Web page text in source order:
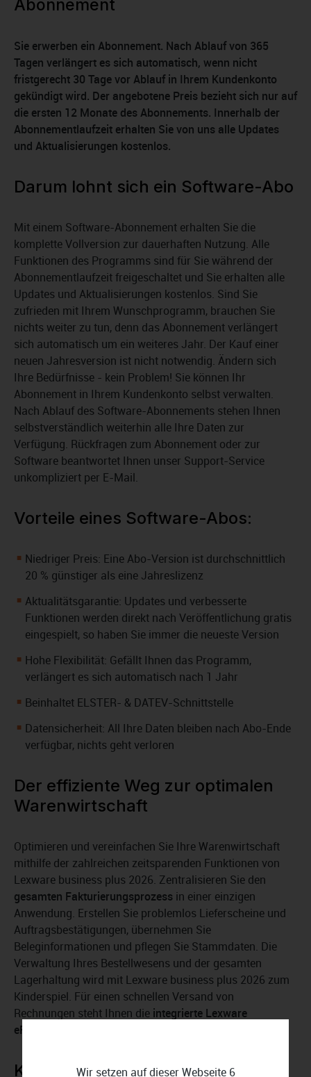
Abonnement
Sie erwerben ein Abonnement. Nach Ablauf von 365
Tagen verlängert es sich automatisch, wenn nicht
fristgerecht 30 Tage vor Ablauf in Ihrem Kundenkonto
gekündigt wird. Der angebotene Preis bezieht sich nur auf
die ersten 12 Monate des Abonnements. Innerhalb der
Abonnementlaufzeit erhalten Sie von uns alle Updates
und Aktualisierungen kostenlos.
Darum lohnt sich ein Software-Abo
Mit einem Software-Abonnement erhalten Sie die
komplette Vollversion zur dauerhaften Nutzung. Alle
Funktionen des Programms sind für Sie während der
Abonnementlaufzeit freigeschaltet und Sie erhalten alle
Updates und Aktualisierungen kostenlos. Sind Sie
zufrieden mit Ihrem Wunschprogramm, brauchen Sie
nichts weiter zu tun, denn das Abonnement verlängert
sich automatisch um ein weiteres Jahr. Der Kauf einer
neuen Jahresversion ist nicht notwendig. Ändern sich
Ihre Bedürfnisse - kein Problem! Sie können Ihr
Abonnement in Ihrem Kundenkonto selbst verwalten.
Nach Ablauf des Software-Abonnements stehen Ihnen
selbstverständlich weiterhin alle Ihre Daten zur
Verfügung. Rückfragen zum Abonnement oder zur
Software beantwortet Ihnen unser Support-Service
unkompliziert per E-Mail.
Vorteile eines Software-Abos:
Niedriger Preis: Eine Abo-Version ist durchschnittlich
20 % günstiger als eine Jahreslizenz
Aktualitätsgarantie: Updates und verbesserte
Funktionen werden direkt nach Veröffentlichung gratis
eingespielt, so haben Sie immer die neueste Version
Hohe Flexibilität: Gefällt Ihnen das Programm,
verlängert es sich automatisch nach 1 Jahr
Beinhaltet ELSTER- & DATEV-Schnittstelle
Datensicherheit: All Ihre Daten bleiben nach Abo-Ende
verfügbar, nichts geht verloren
Der effiziente Weg zur optimalen
Warenwirtschaft
Optimieren und vereinfachen Sie Ihre Warenwirtschaft
mithilfe der zahlreichen zeitsparenden Funktionen von
Lexware business plus 2026. Zentralisieren Sie den
gesamten Fakturierungsprozess in einer einzigen
Anwendung. Erstellen Sie problemlos Lieferscheine und
Auftragsbestätigungen, übernehmen Sie
Beleginformationen und pflegen Sie Stammdaten. Die
Verwaltung Ihres Bestellwesens und der gesamten
Lagerhaltung wird mit Lexware business plus 2026 zum
Kinderspiel. Für einen schnellen Versand von
Rechnungen steht Ihnen die integrierte Lexware
eRechnung
Kundenorientierung im Fokus mit
Wir setzen auf dieser Webseite 6